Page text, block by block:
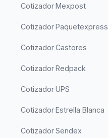
Cotizador Mexpost
Cotizador Paquetexpress
Cotizador Castores
Cotizador Redpack
Cotizador UPS
Cotizador Estrella Blanca
Cotizador Sendex